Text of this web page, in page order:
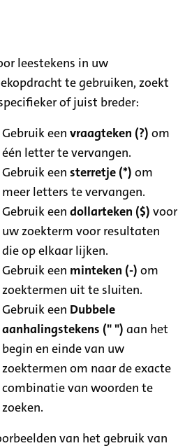
leestekens in uw
te gebruiken, zoekt
of juist breder:
Gebruik eenvraagteken (?) om
één letter te vervangen.
Gebruik eensterretje (*) om
meer letters te vervangen.
Gebruik eendollarteken ($) voor
uw zoekterm voor resultaten
die op elkaar lijken.
Gebruik een minteken (-) om
zoektermen uit te sluiten.
Gebruik een Dubbele
aanhalingstekens (" ") aan het
begin en einde van uw
zoektermen om naar de exacte
combinatie van woorden te
zoeken.
van het gebruik van